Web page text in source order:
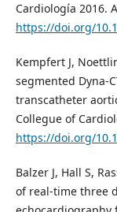
Cardiología 2016.
https://doi.org/
Kempfert J,
segmented Dyna-
transcatheter
Collegue of
https://doi.org/
Balzer J, Hall S,
of real-time three